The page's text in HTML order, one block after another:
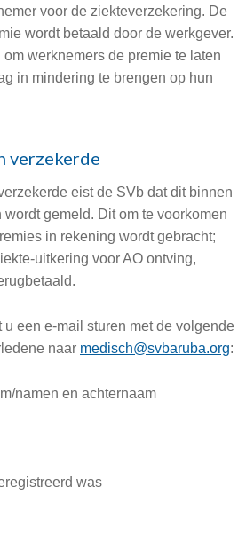
voor de ziekteverzekering. De
wordt betaald door de werkgever.
werknemers de premie te laten
in mindering te brengen op hun
verzekerde
eist de SVb dat dit binnen
gemeld. Dit om te voorkomen
in rekening wordt gebracht;
uitkering voor AO ontving,
u een e-mail sturen met de volgende
naar medisch@svbaruba.org:
namen en achternaam
was